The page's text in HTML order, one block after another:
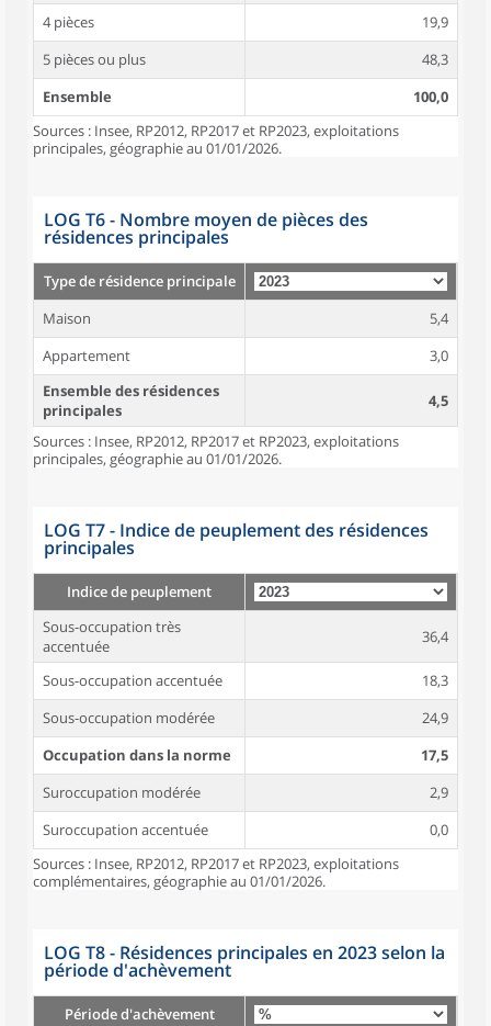
4 pièces
19,9
5 pièces ou plus
48,3
Ensemble
100,0
Sources : Insee, RP2012, RP2017 et RP2023, exploitations
principales, géographie au 01/01/2026.
LOG T6 - Nombre moyen de pièces des
résidences principales
Type de résidence principale
Maison
5,4
Appartement
3,0
Ensemble des résidences
principales
4,5
Sources : Insee, RP2012, RP2017 et RP2023, exploitations
principales, géographie au 01/01/2026.
LOG T7 - Indice de peuplement des résidences
principales
Indice de peuplement
Sous-occupation très
accentuée
36,4
Sous-occupation accentuée
18,3
Sous-occupation modérée
24,9
Occupation dans la norme
17,5
Suroccupation modérée
2,9
Suroccupation accentuée
0,0
Sources : Insee, RP2012, RP2017 et RP2023, exploitations
complémentaires, géographie au 01/01/2026.
LOG T8 - Résidences principales en 2023 selon la
période d'achèvement
Période d'achèvement